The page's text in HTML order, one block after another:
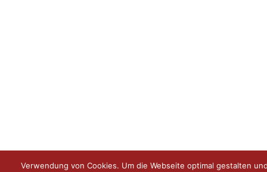
Verwendung von Cookies. Um die Webseite optimal gestalten